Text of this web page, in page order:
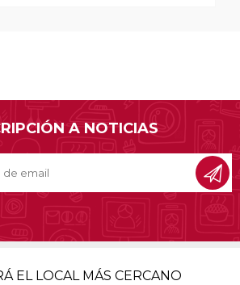
A NOTICIAS
EL LOCAL MÁS CERCANO